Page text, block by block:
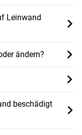
Leinwand
ändern?
beschädigt